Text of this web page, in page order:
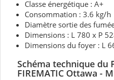
Classe énergétique : A+
Consommation : 3.6 kg/h
Diamètre sortie des
Dimensions : L 780 x P
Dimensions du foyer : L
Schéma technique du
FIREMATIC Ottawa -